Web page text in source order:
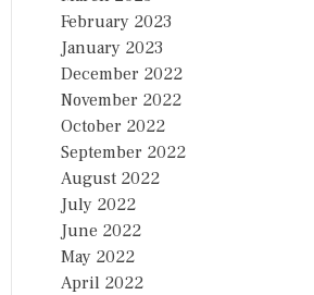
February 2023
January 2023
December 2022
November 2022
October 2022
September 2022
August 2022
July 2022
June 2022
May 2022
April 2022